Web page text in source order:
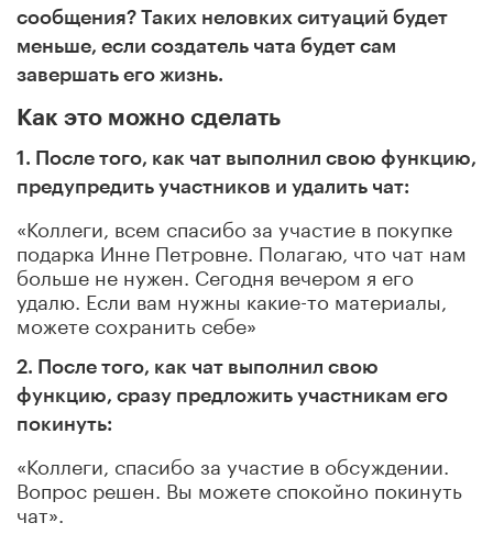
сообщения? Таких неловких ситуаций будет
меньше, если создатель чата будет сам
завершать его жизнь.
Как это можно сделать
1. После того, как чат выполнил свою функцию,
предупредить участников и удалить чат:
«Коллеги, всем спасибо за участие в покупке
подарка Инне Петровне. Полагаю, что чат нам
больше не нужен. Сегодня вечером я его
удалю. Если вам нужны какие-то материалы,
можете сохранить себе»
2. После того, как чат выполнил свою
функцию, сразу предложить участникам его
покинуть:
«Коллеги, спасибо за участие в обсуждении.
Вопрос решен. Вы можете спокойно покинуть
чат».